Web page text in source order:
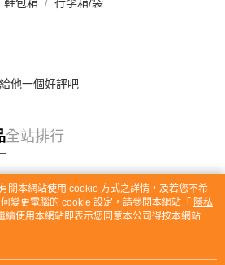
鞋包箱 行李箱/袋
他一個好評吧
全站排行
關本網站使用 cookie 方式之詳情，及若您不希
變更電腦的 cookie 設定，請參閱本網站「 隱私
續使用本網站即表示您同意本公司得按本網站使
。